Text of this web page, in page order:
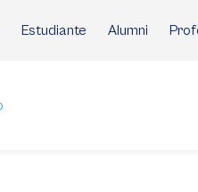
Estudiante Alumni